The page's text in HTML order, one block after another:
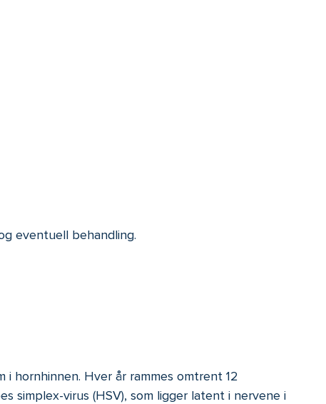
eventuell behandling.
hornhinnen. Hver år rammes omtrent 12
virus (HSV), som ligger latent i nervene i